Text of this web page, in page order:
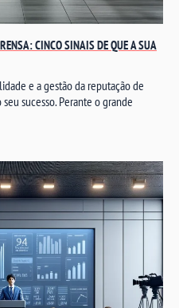
CINCO SINAIS DE QUE A SUA
e a gestão da reputação de
sucesso. Perante o grande